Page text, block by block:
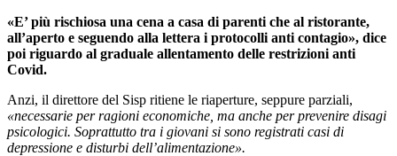
«E’ più rischiosa una cena a casa di parenti che al ristorante,
all’aperto e seguendo alla lettera i protocolli anti contagio», dice
poi riguardo al graduale allentamento delle restrizioni anti
Covid.
Anzi, il direttore del Sisp ritiene le riaperture, seppure parziali,
«necessarie per ragioni economiche, ma anche per prevenire disagi
psicologici. Soprattutto tra i giovani si sono registrati casi di
depressione e disturbi dell’alimentazione».